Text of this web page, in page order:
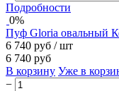
Подробности
0%
Пуф Gloria овальный
6 740 руб / шт
6 740 руб
В корзину Уже в
−